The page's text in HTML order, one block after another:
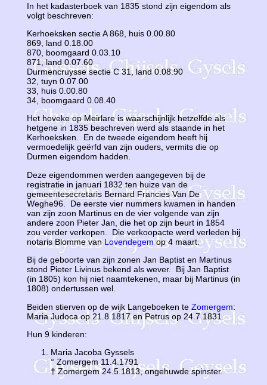
In het kadasterboek van 1835 stond zijn eigendom als
volgt beschreven:
Kerhoeksken sectie A 868, huis 0.00.80
869, land 0.18.00
870, boomgaard 0.03.10
871, land 0.07.60
Durmencruysse sectie C 31, land 0.08.90
32, tuyn 0.07.00
33, huis 0.00.80
34, boomgaard 0.08.40
Het hoveke op Meirlare is waarschijnlijk hetzelfde als
hetgene in 1835 beschreven werd als staande in het
Kerhoeksken. En de tweede eigendom heeft hij
vermoedelijk geërfd van zijn ouders, vermits die op
Durmen eigendom hadden.
Deze eigendommen werden aangegeven bij de
registratie in januari 1832 ten huize van de
gemeentesecretaris Bernard Francies Van De
Weghe96. De eerste vier nummers kwamen in handen
van zijn zoon Martinus en de vier volgende van zijn
andere zoon Pieter Jan, die het op zijn beurt in 1854
zou verder verkopen. Die verkoopacte werd verleden bij
notaris Blomme van Lovendegemop 4 maart.
Bij de geboorte van zijn zonen Jan Baptist en Martinus
stond Pieter Livinus bekend als wever. Bij Jan Baptist
(in 1805) kon hij niet naamtekenen, maar bij Martinus (in
1808) ondertussen wel.
Beiden stierven op de wijk Langeboeken te Zomergem:
Maria Judoca op 21.8.1817 en Petrus op 24.7.1831.
Hun 9 kinderen:
Maria Jacoba Gyssels
° Zomergem 11.4.1791
† Zomergem 24.5.1813, ongehuwde spinster.